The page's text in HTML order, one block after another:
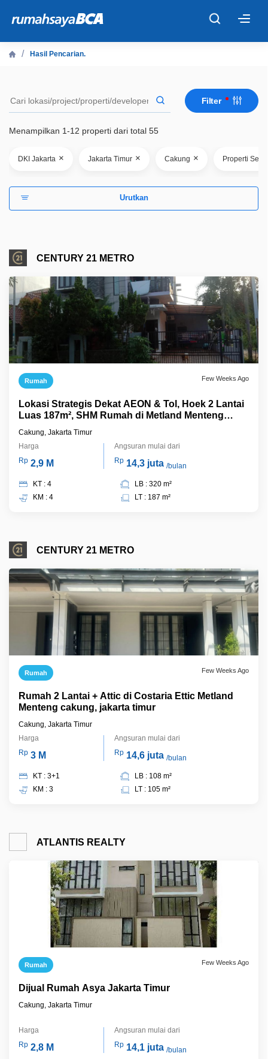
Cari Tahu
Fitur Unggulan
Hasil Pencarian.
Filter
Menampilkan 1-12 properti dari total 55
DKI Jakarta × Jakarta Timur × Cakung × Properti
Urutkan
CENTURY 21 METRO
Rumah Few Weeks Ago
Lokasi Strategis Dekat AEON & Tol, Hoek 2 Lantai
Luas 187m², SHM Rumah di Metland Menteng
Cakung, Jakarta Timur
Harga
Rp 2,9 M
Angsuran mulai dari
Rp 14,3 juta /bulan
KT : 4
KM : 4
LB : 320 m²
LT : 187 m²
CENTURY 21 METRO
Rumah Few Weeks Ago
Rumah 2 Lantai + Attic di Costaria Ettic Metland
Menteng cakung, jakarta timur
Cakung, Jakarta Timur
Harga
Rp 3 M
Angsuran mulai dari
Rp 14,6 juta /bulan
KT : 3+1
KM : 3
LB : 108 m²
LT : 105 m²
ATLANTIS REALTY
Rumah Few Weeks Ago
Dijual Rumah Asya Jakarta Timur
Cakung, Jakarta Timur
Harga
Rp 2,8 M
Angsuran mulai dari
Rp 14,1 juta /bulan